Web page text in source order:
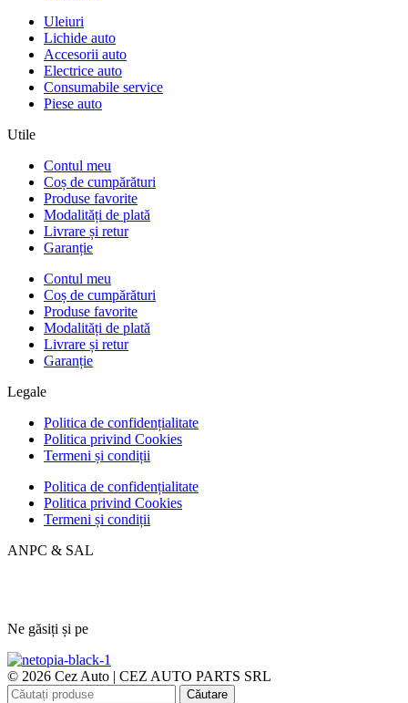
Uleiuri
Lichide auto
Accesorii auto
Electrice auto
Consumabile service
Piese auto
Utile
Contul meu
Coș de cumpărături
Produse favorite
Modalități de plată
Livrare și retur
Garanție
Contul meu
Coș de cumpărături
Produse favorite
Modalități de plată
Livrare și retur
Garanție
Legale
Politica de confidențialitate
Politica privind Cookies
Termeni și condiții
Politica de confidențialitate
Politica privind Cookies
Termeni și condiții
ANPC & SAL
Ne găsiți și pe
© 2026 Cez Auto | CEZ AUTO PARTS SRL
Căutare